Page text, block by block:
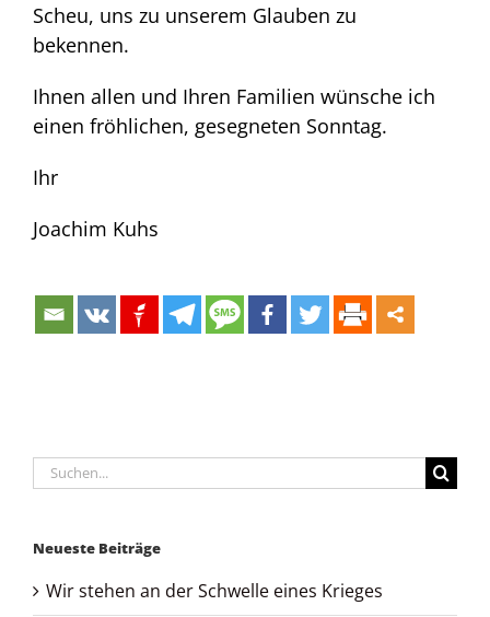
Scheu, uns zu unserem Glauben zu
bekennen.
Ihnen allen und Ihren Familien wünsche ich
einen fröhlichen, gesegneten Sonntag.
Ihr
Joachim Kuhs
Suche
nach:
Neueste Beiträge
Wir stehen an der Schwelle eines Krieges